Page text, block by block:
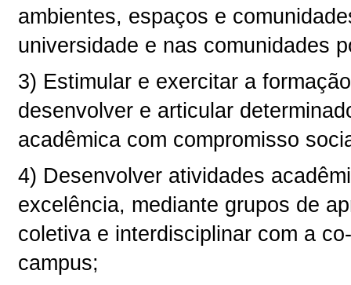
ambientes, espaços e
universidade e nas comunidades
3) Estimular e exercitar a
desenvolver e articular
acadêmica com compromisso
4) Desenvolver atividades
excelência, mediante grupos de
coletiva e interdisciplinar com a
campus;